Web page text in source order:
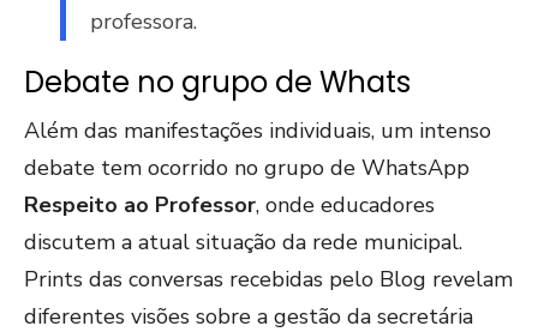
professora.
Debate no grupo de Whats
Além das manifestações individuais, um intenso
debate tem ocorrido no grupo de WhatsApp
Respeito ao Professor, onde educadores
discutem a atual situação da rede municipal.
Prints das conversas recebidas pelo Blog revelam
diferentes visões sobre a gestão da secretária